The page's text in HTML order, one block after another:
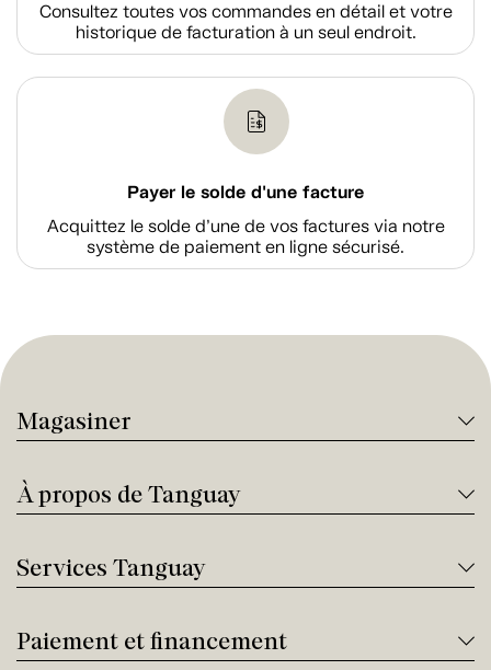
Consultez toutes vos commandes en détail et votre
historique de facturation à un seul endroit.
Payer le solde d'une facture
Acquittez le solde d’une de vos factures via notre
système de paiement en ligne sécurisé.
Magasiner
À propos de Tanguay
Services Tanguay
Paiement et financement